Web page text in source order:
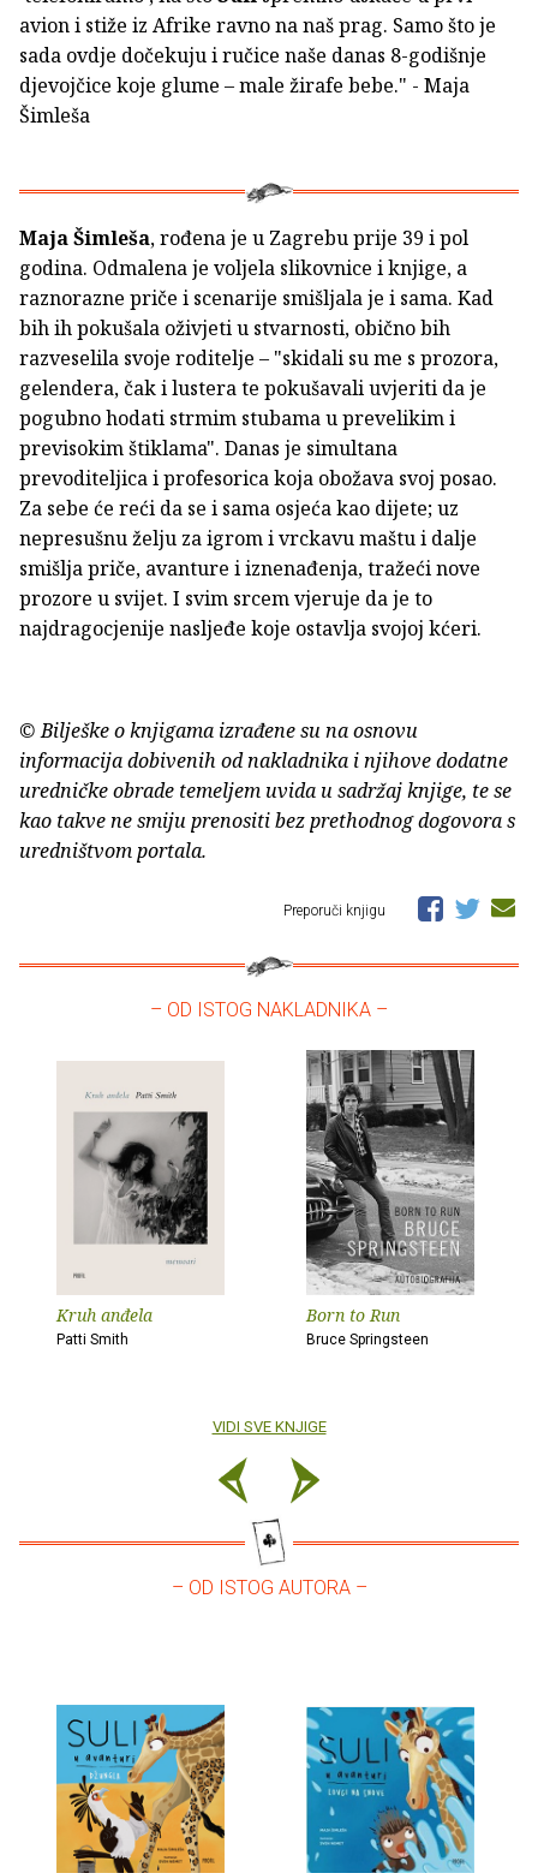
avion i stiže iz Afrike ravno na naš prag. Samo što je
sada ovdje dočekuju i ručice naše danas 8-godišnje
djevojčice koje glume – male žirafe bebe." - Maja
Šimleša
Maja Šimleša, rođena je u Zagrebu prije 39 i pol
godina. Odmalena je voljela slikovnice i knjige, a
raznorazne priče i scenarije smišljala je i sama. Kad
bih ih pokušala oživjeti u stvarnosti, obično bih
razveselila svoje roditelje – "skidali su me s prozora,
gelendera, čak i lustera te pokušavali uvjeriti da je
pogubno hodati strmim stubama u prevelikim i
previsokim štiklama". Danas je simultana
prevoditeljica i profesorica koja obožava svoj posao.
Za sebe će reći da se i sama osjeća kao dijete; uz
nepresušnu želju za igrom i vrckavu maštu i dalje
smišlja priče, avanture i iznenađenja, tražeći nove
prozore u svijet. I svim srcem vjeruje da je to
najdragocjenije nasljeđe koje ostavlja svojoj kćeri.
© Bilješke o knjigama izrađene su na osnovu
informacija dobivenih od nakladnika i njihove dodatne
uredničke obrade temeljem uvida u sadržaj knjige, te se
kao takve ne smiju prenositi bez prethodnog dogovora s
uredništvom portala.
Preporuči knjigu
– OD ISTOG NAKLADNIKA –
Kruh anđela
Patti Smith
Born to Run
Bruce Springsteen
VIDI SVE KNJIGE
– OD ISTOG AUTORA –